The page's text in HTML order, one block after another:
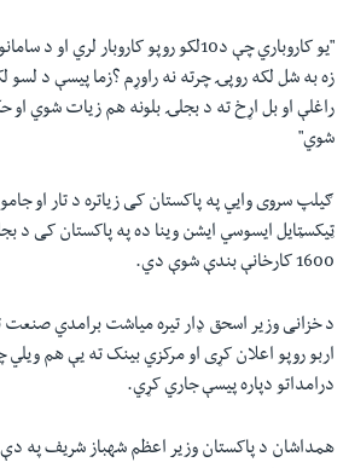
"یو کاروباري چې د10لکو روپو کاروبار
زه به شل لکه روپۍ چرته نه راوړم ؟زما پیسې د لسو
راغلې او بل اړخ ته د بجلۍ بلونه هم زیات شوي او
شوي"
ګیلپ سروی وایي په پاکستان کی زیاتره د تار او
ټیکسټایل ایسوسي ایشن وینا ده په پاکستان کی د
1600 کارخانې بندې شوې دي.
اربو روپو اعلان کړی او مرکزي بینک ته یې هم ویلي
درامداتو دپاره پیسې جاري کړي.
همداشان د پاکستان وزیر اعظم شهباز شریف په دې